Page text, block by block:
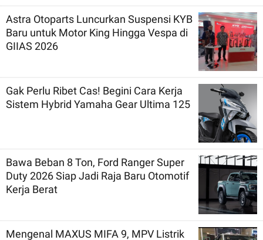
Astra Otoparts Luncurkan Suspensi KYB
Baru untuk Motor King Hingga Vespa di
GIIAS 2026
Gak Perlu Ribet Cas! Begini Cara Kerja
Sistem Hybrid Yamaha Gear Ultima 125
Bawa Beban 8 Ton, Ford Ranger Super
Duty 2026 Siap Jadi Raja Baru Otomotif
Kerja Berat
Mengenal MAXUS MIFA 9, MPV Listrik